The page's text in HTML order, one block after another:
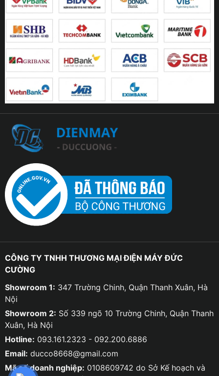
CÔNG TY TNHH THƯƠNG MẠI ĐIỆN MÁY ĐỨC
CƯỜNG
Showroom 1: 347 Trường Chinh, Quận Thanh Xuân, Hà
Nội
Showroom 2: Số 339 ngõ 10 Trường Chinh, Quận Thanh
Xuân, Hà Nội
Hotline: 093.161.2323 - 092.200.6886
Email: ducco8668@gmail.com
Mã số doanh nghiệp: 0108609742 do Sở Kế hoạch và